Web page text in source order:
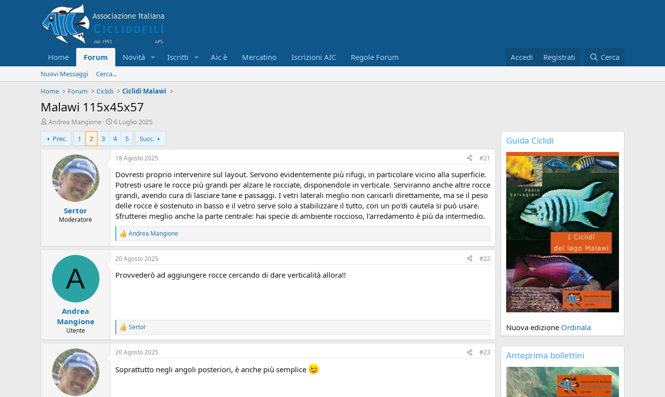
Home Forum Novità Iscritti Aic è Mercatino Iscrizioni AIC Regole Forum Accedi Registrati Cerca
Nuovi Messaggi
Cerca...
Home
Forum Ciclidi Ciclidi Malawi
Malawi 115x45x57
C
r
e
a
s
Andrea Mangione
D
a
t
a
d
n
z
o
6 Luglio 2025
Prec.
1 2 3 4 5 Succ.
Sertor
Moderatore
18 Agosto 2025 #21
Dovresti proprio intervenire sul layout. Servono evidentemente più rifugi, in particolare vicino alla superficie.
Potresti usare le rocce più grandi per alzare le rocciate, disponendole in verticale. Serviranno anche altre rocce
grandi, avendo cura di lasciare tane e passaggi. I vetri laterali meglio non caricarli direttamente, ma se il peso
delle rocce è sostenuto in basso e il vetro serve solo a stabilizzare il tutto, con un po'di cautela si può usare.
Sfrutterei meglio anche la parte centrale: hai specie di ambiente roccioso, l'arredamento è più da intermedio.
R
e
a
z
o
Andrea Mangione
A
Andrea
Mangione
Utente
20 Agosto 2025 #22
Provvederò ad aggiungere rocce cercando di dare verticalità allora!!
R
e
a
z
o
Sertor
20 Agosto 2025 #23
Soprattutto negli angoli posteriori, è anche più semplice
Guida Ciclidi
Nuova edizione Ordinala
Anteprima bollettini